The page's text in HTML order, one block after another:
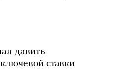
давить
ставки